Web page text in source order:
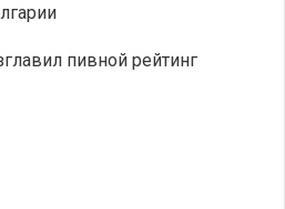
пивной рейтинг